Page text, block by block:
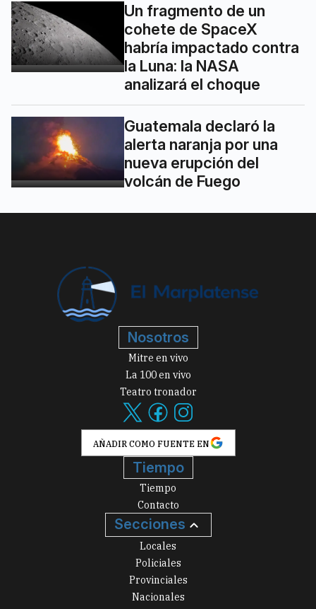
Un fragmento de un
cohete de SpaceX
habría impactado contra
la Luna: la NASA
analizará el choque
Guatemala declaró la
alerta naranja por una
nueva erupción del
volcán de Fuego
Nosotros
Mitre en vivo
La 100 en vivo
Teatro tronador
AÑADIR COMO FUENTE EN
Tiempo
Tiempo
Contacto
Secciones
Locales
Policiales
Provinciales
Nacionales